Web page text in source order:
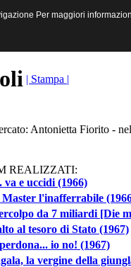
e Multimediali
| Stampa |
Antonietta Fiorito -
REALIZZATI:
va e uccidi (1966)
l'inafferrabile
da 7 miliardi [Die
al tesoro di Stato (1967)
io no! (1967)
la vergine della
Per maggiori
Per maggiori